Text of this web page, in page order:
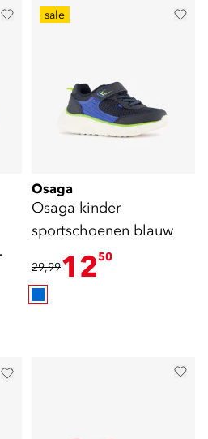
sale
Osaga
Osaga kinder
sportschoenen blauw
29,991250